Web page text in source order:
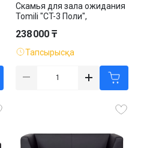
Скамья для зала ожидания
Tomili "СT-3 Поли",
подлокотниками, сталь,
ассорти
238 000 ₸
Тапсырысқа